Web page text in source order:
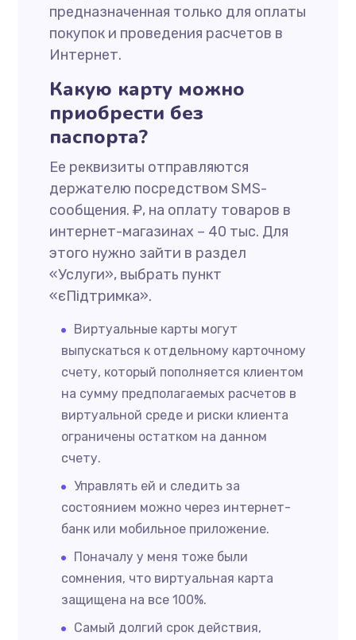
предназначенная только для оплаты
покупок и проведения расчетов в
Интернет.
Какую карту можно
приобрести без
паспорта?
Ее реквизиты отправляются
держателю посредством SMS-
сообщения. ₽, на оплату товаров в
интернет-магазинах – 40 тыс. Для
этого нужно зайти в раздел
«Услуги», выбрать пункт
«єПідтримка».
Виртуальные карты могут
выпускаться к отдельному карточному
счету, который пополняется клиентом
на сумму предполагаемых расчетов в
виртуальной среде и риски клиента
ограничены остатком на данном
счету.
Управлять ей и следить за
состоянием можно через интернет-
банк или мобильное приложение.
Поначалу у меня тоже были
сомнения, что виртуальная карта
защищена на все 100%.
Самый долгий срок действия,